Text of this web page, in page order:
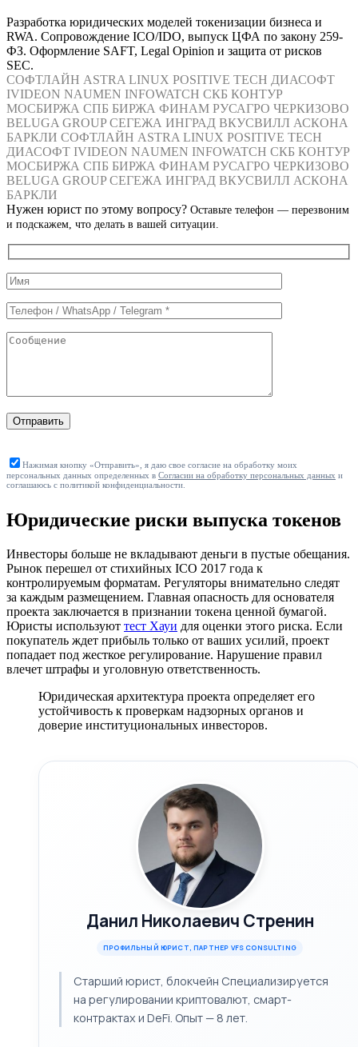
Разработка юридических моделей токенизации бизнеса и
RWA. Сопровождение ICO/IDO, выпуск ЦФА по закону 259-
ФЗ. Оформление SAFT, Legal Opinion и защита от рисков
SEC.
СОФТЛАЙН ASTRA LINUX POSITIVE TECH ДИАСОФТ
IVIDEON NAUMEN INFOWATCH СКБ КОНТУР
МОСБИРЖА СПБ БИРЖА ФИНАМ РУСАГРО ЧЕРКИЗОВО
BELUGA GROUP СЕГЕЖА ИНГРАД ВКУСВИЛЛ АСКОНА
БАРКЛИ СОФТЛАЙН ASTRA LINUX POSITIVE TECH
ДИАСОФТ IVIDEON NAUMEN INFOWATCH СКБ КОНТУР
МОСБИРЖА СПБ БИРЖА ФИНАМ РУСАГРО ЧЕРКИЗОВО
BELUGA GROUP СЕГЕЖА ИНГРАД ВКУСВИЛЛ АСКОНА
БАРКЛИ
Нужен юрист по этому вопросу? Оставьте телефон — перезвоним
и подскажем, что делать в вашей ситуации.
Служебные
поля
формы
Отправить
Нажимая кнопку «Отправить», я даю свое согласие на обработку моих
персональных данных определенных в Согласии на обработку персональных данных и
соглашаюсь с политикой конфиденциальности.
Юридические риски выпуска токенов
Инвесторы больше не вкладывают деньги в пустые обещания.
Рынок перешел от стихийных ICO 2017 года к
контролируемым форматам. Регуляторы внимательно следят
за каждым размещением. Главная опасность для основателя
проекта заключается в признании токена ценной бумагой.
Юристы используют тест Хауи для оценки этого риска. Если
покупатель ждет прибыль только от ваших усилий, проект
попадает под жесткое регулирование. Нарушение правил
влечет штрафы и уголовную ответственность.
Юридическая архитектура проекта определяет его
устойчивость к проверкам надзорных органов и
доверие институциональных инвесторов.
Данил Николаевич Стренин
ПРОФИЛЬНЫЙ ЮРИСТ, ПАРТНЕР VFS CONSULTING
Старший юрист, блокчейн Специализируется
на регулировании криптовалют, смарт-
контрактах и DeFi. Опыт — 8 лет.